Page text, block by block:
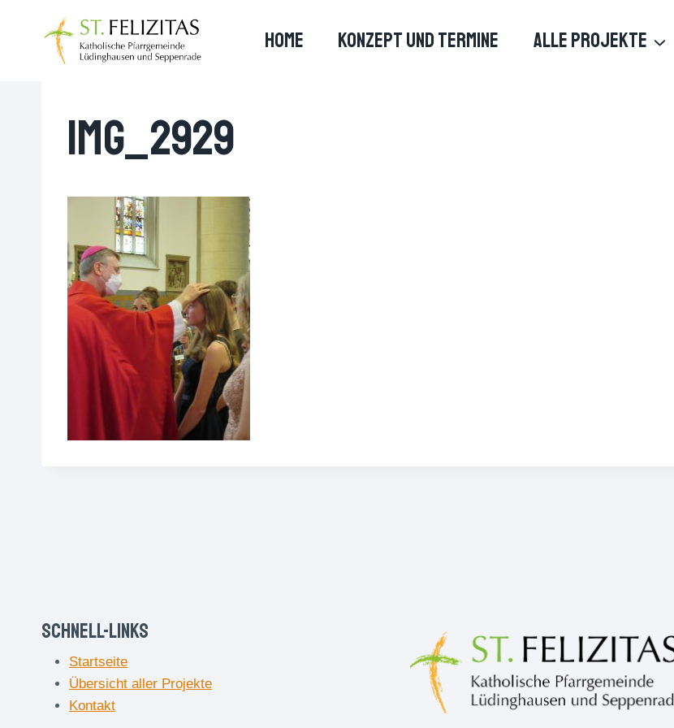
HOME KONZEPT UND TERMINE ALLE PROJEKTE
IMG_2929
Schnell-Links
Startseite
Übersicht aller Projekte
Kontakt